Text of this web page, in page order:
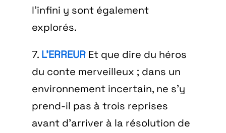
l’infini y sont également
explorés.
7. L’ERREUREt que dire du héros
du conte merveilleux ; dans un
environnement incertain, ne s’y
prend-il pas à trois reprises
avant d’arriver à la résolution de